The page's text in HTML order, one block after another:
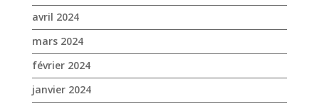
avril 2024
mars 2024
février 2024
janvier 2024